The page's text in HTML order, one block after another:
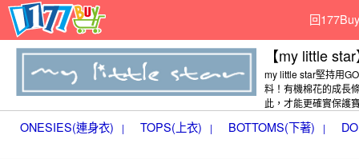
回
【my little
my little star堅持用
料！有機棉花的成長
此，才能更確實保護
ONESIES(連身衣) | TOPS(上衣) | BOTTOMS(下著) |